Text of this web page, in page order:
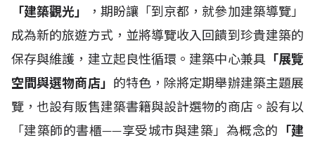
「建築觀光」
，期盼讓「到京都，就參加建築導覽」
成為新的旅遊方式，並將導覽收入回饋到珍貴建築的
保存與維護，建立起良性循環。建築中心兼具「展覽
空間與選物商店」 的特色，除將定期舉辦建築主題展
覽，也設有販售建築書籍與設計選物的商店。設有以
「建築師的書櫃——享受城市與建築」為概念的 「建